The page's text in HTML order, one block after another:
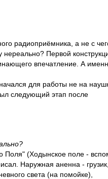
радиоприёмника, а не с
нереально? Первой
впечатление. А
для работы не на
следующий этап после
Поля" (Ходынское поле -
Наружная аненна - грузик,
света (на помойке),